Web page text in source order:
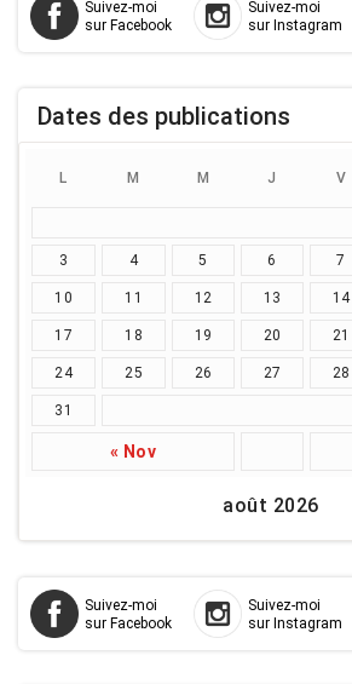
BD
par
Suivez-moi
sur Facebook
Suivez-moi
sur Instagram
Dates des publications
août 2026
L M M J V
« Nov
3 4 5 6 7
10 11 12 13 14
17 18 19 20 21
24 25 26 27 28
31
Suivez-moi
sur Facebook
Suivez-moi
sur Instagram